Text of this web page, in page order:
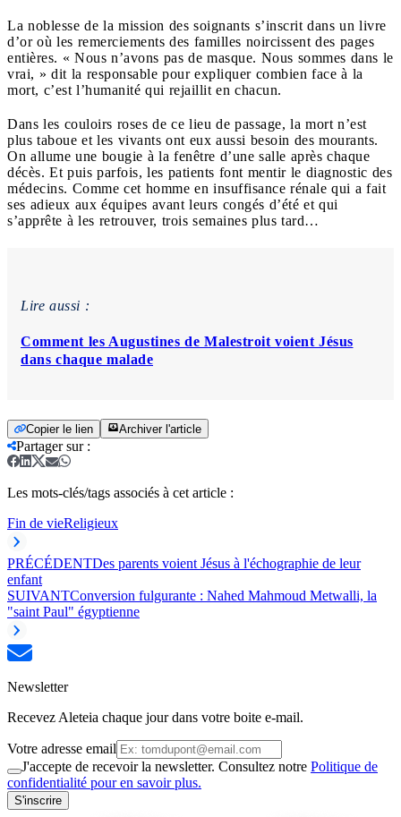
La noblesse de la mission des soignants s’inscrit dans un livre
d’or où les remerciements des familles noircissent des pages
entières. « Nous n’avons pas de masque. Nous sommes dans le
vrai, » dit la responsable pour expliquer combien face à la
mort, c’est l’humanité qui rejaillit en chacun.
Dans les couloirs roses de ce lieu de passage, la mort n’est
plus taboue et les vivants ont eux aussi besoin des mourants.
On allume une bougie à la fenêtre d’une salle après chaque
décès. Et puis parfois, les patients font mentir le diagnostic des
médecins. Comme cet homme en insuffisance rénale qui a fait
ses adieux aux équipes avant leurs congés d’été et qui
s’apprête à les retrouver, trois semaines plus tard…
Lire aussi :
Comment les Augustines de Malestroit voient Jésus
dans chaque malade
Copier le lien Archiver l'article
Partager sur:
Les mots-clés/tags associés à cet article :
Fin de vieReligieux
PRÉCÉDENTDes parents voient Jésus à l'échographie de leur
enfant
SUIVANTConversion fulgurante : Nahed Mahmoud Metwalli, la
"saint Paul" égyptienne
Newsletter
Recevez Aleteia chaque jour dans votre boite e-mail.
Votre adresse email
J'accepte de recevoir la newsletter. Consultez notre Politique de
confidentialité pour en savoir plus.
S'inscrire